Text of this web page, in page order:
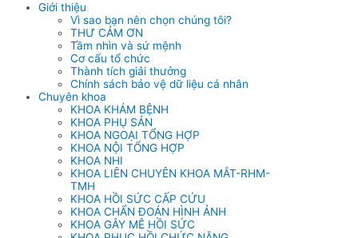
Giới thiệu
Vì sao bạn nên chọn chúng tôi?
THƯ CẢM ƠN
Tầm nhìn và sứ mệnh
Cơ cấu tổ chức
Thành tích giải thưởng
Chính sách bảo vệ dữ liệu cá nhân
Chuyên khoa
KHOA KHÁM BỆNH
KHOA PHỤ SẢN
KHOA NGOẠI TỔNG HỢP
KHOA NỘI TỔNG HỢP
KHOA NHI
KHOA LIÊN CHUYÊN KHOA MẮT-RHM-
TMH
KHOA HỒI SỨC CẤP CỨU
KHOA CHẨN ĐOÁN HÌNH ẢNH
KHOA GÂY MÊ HỒI SỨC